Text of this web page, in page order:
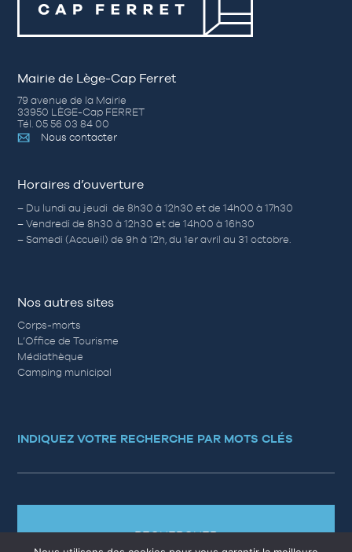
Mairie de Lège-Cap Ferret
79 avenue de la Mairie
33950 LÈGE-Cap FERRET
Tél. 05 56 03 84 00
Nous contacter
Horaires d’ouverture
– Du lundi au jeudi de 8h30 à 12h30 et de 14h00 à 17h30
– Vendredi de 8h30 à 12h30 et de 14h00 à 16h30
– Samedi (Accueil) de 9h à 12h, du 1er avril au 31 octobre.
Nos autres sites
Corps-morts
L’Office de Tourisme
Médiathèque
Camping municipal
INDIQUEZ VOTRE RECHERCHE PAR MOTS CLÉS
RECHERCHER